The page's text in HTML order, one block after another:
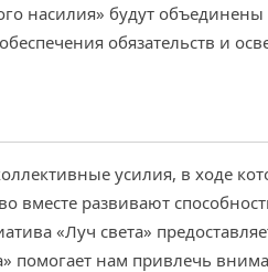
насилия» будут
обязательств и
усилия, в ходе
вместе развивают
«Луч света»
помогает нам привлечь